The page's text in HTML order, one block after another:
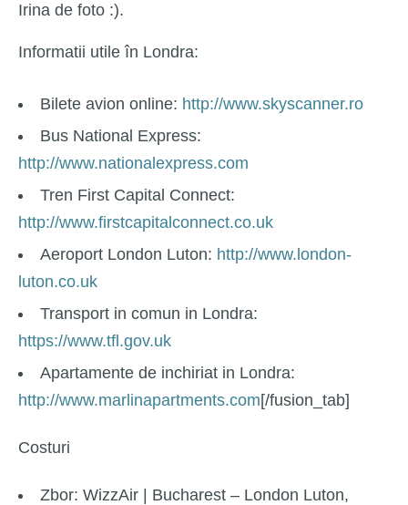
Irina de foto :).
Informatii utile în Londra:
Bilete avion online: http://www.skyscanner.ro
Bus National Express:
http://www.nationalexpress.com
Tren First Capital Connect:
http://www.firstcapitalconnect.co.uk
Aeroport London Luton: http://www.london-
luton.co.uk
Transport in comun in Londra:
https://www.tfl.gov.uk
Apartamente de inchiriat in Londra:
http://www.marlinapartments.com[/fusion_tab]
Costuri
Zbor: WizzAir | Bucharest – London Luton,